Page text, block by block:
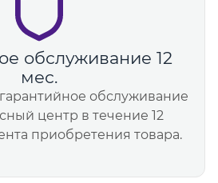
обслуживание 12
мес.
обслуживание
центр в течение 12
приобретения товара.